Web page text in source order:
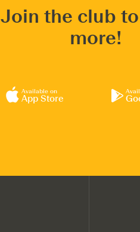
Join the club
more!
Available on
App Store